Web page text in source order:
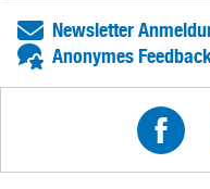
Newsletter
Anonymes